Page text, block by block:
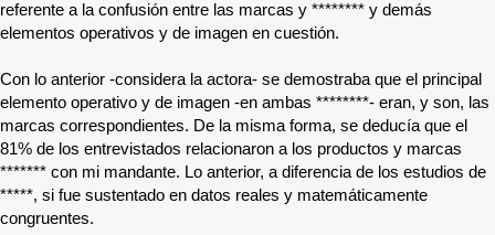
referente a la confusión entre las marcas y ******** y demás
elementos operativos y de imagen en cuestión.
Con lo anterior -considera la actora- se demostraba que el principal
elemento operativo y de imagen -en ambas ********- eran, y son, las
marcas correspondientes. De la misma forma, se deducía que el
81% de los entrevistados relacionaron a los productos y marcas
******* con mi mandante. Lo anterior, a diferencia de los estudios de
*****, si fue sustentado en datos reales y matemáticamente
congruentes.